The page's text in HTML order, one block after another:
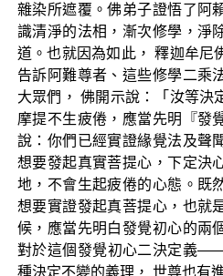
雜染所遮覆。佛弟子證悟了阿
識清淨的法相，漸次修學，淨
道。也就因為如此， 釋迦牟尼
告訴阿難尊者、這些修學二乘
大眾們， 佛開示說：「汝等決
摩提不生疲倦，應當先明『發
說：你們已經實證緣覺法及聲
想要發起真實菩提心，下定決
地，不會生起疲倦的心態。既
想要實證發起真菩提心，也就
候，應當先明白發覺初心的兩
對於這個發覺初心二決定義
種決定不變的義理， 世尊也有